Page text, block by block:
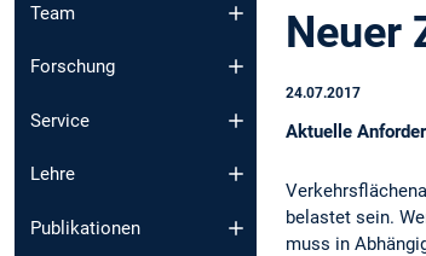
Team
Forschung
Service
Lehre
Publikationen
Neuer
24.07.2017
Aktuelle
belastet sein.
muss in